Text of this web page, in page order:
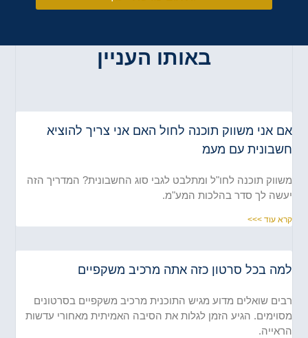
באותו העניין
אני משווק תוכנה לחול האם אני צריך להוציא
עם מעמ
תוכנה לחו"ל ומתלבט לגבי סוג החשבונית? המדריך הזה
לך סדר בהלכות המע"מ.
עוד >>>
בכל סרטון כזה אתה מרכיב משקפיים
שואלים מדוע מגיש התוכנית מרכיב משקפיים בסרטונים
הגיע הזמן לגלות את הסיבה האמיתית מאחורי עדשות